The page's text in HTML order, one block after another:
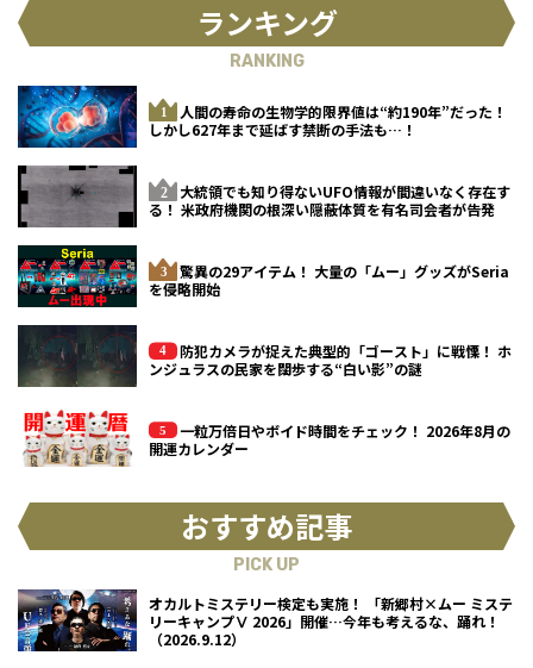
ランキング
RANKING
人間の寿命の生物学的限界値は“約190年”だった！
しかし627年まで延ばす禁断の手法も…！
大統領でも知り得ないUFO情報が間違いなく存在す
る！ 米政府機関の根深い隠蔽体質を有名司会者が告発
驚異の29アイテム！ 大量の「ムー」グッズがSeria
を侵略開始
防犯カメラが捉えた典型的「ゴースト」に戦慄！ ホ
ンジュラスの民家を闊歩する“白い影”の謎
一粒万倍日やボイド時間をチェック！ 2026年8月の
開運カレンダー
おすすめ記事
PICK UP
オカルトミステリー検定も実施！ 「新郷村×ムー ミステ
リーキャンプⅤ 2026」開催…今年も考えるな、踊れ！
（2026.9.12）